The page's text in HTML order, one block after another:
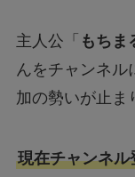
主人公「 もちま
んをチャンネル
加の勢いが止ま
現在チャンネ